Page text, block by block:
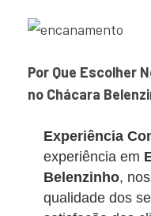
Por Que Escolher
no Chácara
Experiência
experiência em
Belenzinho,
qualidade dos